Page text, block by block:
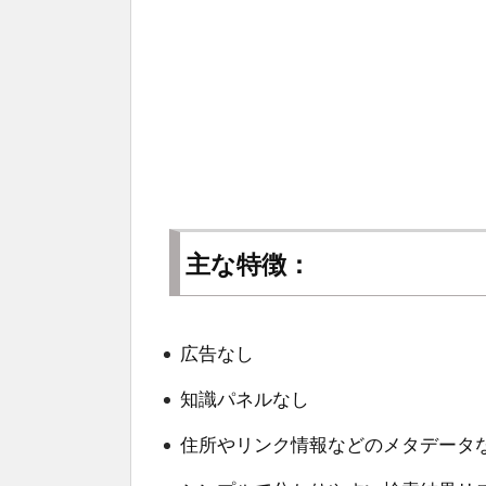
主な特徴：
広告なし
知識パネルなし
住所やリンク情報などのメタデータ